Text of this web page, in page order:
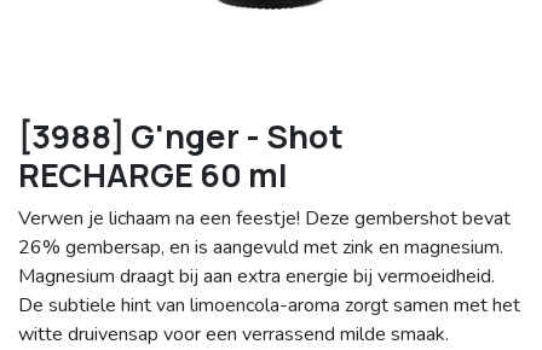
[3988] G'nger - Shot
RECHARGE 60 ml
Verwen je lichaam na een feestje! Deze gembershot bevat
26% gembersap, en is aangevuld met zink en magnesium.
Magnesium draagt bij aan extra energie bij vermoeidheid.
De subtiele hint van limoencola-aroma zorgt samen met het
witte druivensap voor een verrassend milde smaak.